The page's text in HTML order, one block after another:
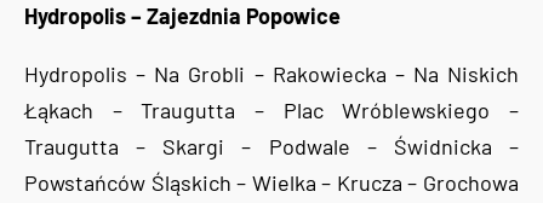
Hydropolis – Zajezdnia Popowice
Hydropolis – Na Grobli – Rakowiecka – Na Niskich
Łąkach – Traugutta – Plac Wróblewskiego –
Traugutta – Skargi – Podwale – Świdnicka –
Powstańców Śląskich – Wielka – Krucza – Grochowa